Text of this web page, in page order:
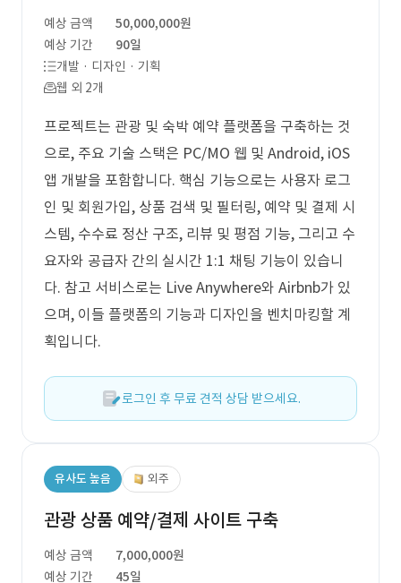
예상 금액
50,000,000원
예상 기간
90일
개발 · 디자인 · 기획
웹 외 2개
프로젝트는 관광 및 숙박 예약 플랫폼을 구축하는 것
으로, 주요 기술 스택은 PC/MO 웹 및 Android, iOS
앱 개발을 포함합니다. 핵심 기능으로는 사용자 로그
인 및 회원가입, 상품 검색 및 필터링, 예약 및 결제 시
스템, 수수료 정산 구조, 리뷰 및 평점 기능, 그리고 수
요자와 공급자 간의 실시간 1:1 채팅 기능이 있습니
다. 참고 서비스로는 Live Anywhere와 Airbnb가 있
으며, 이들 플랫폼의 기능과 디자인을 벤치마킹할 계
획입니다.
로그인 후 무료 견적 상담 받으세요.
유사도 높음 외주
관광 상품 예약/결제 사이트 구축
예상 금액
7,000,000원
예상 기간
45일